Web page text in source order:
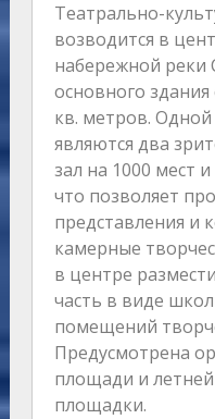
Театрально-
возводится в
набережной реки
основного здания
кв. метров.
являются два
зал на 1000 мест
что позволяет
представления и
камерные
в центре
часть в виде
помещений
Предусмотрена
площади и
площадки.